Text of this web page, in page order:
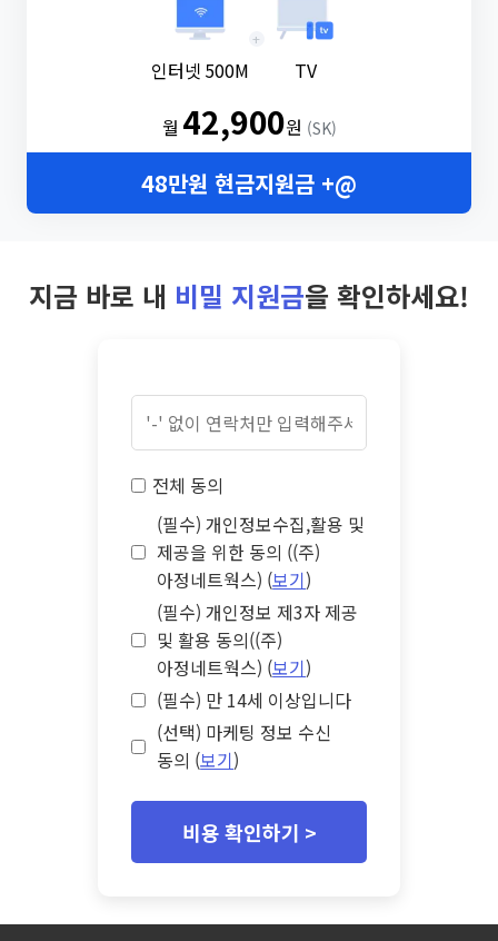
인터넷 500M
+
TV
월 42,900원 (SK)
48만원 현금지원금 +@
지금 바로 내 비밀 지원금을 확인하세요!
전체 동의
(필수) 개인정보수집,활용 및
제공을 위한 동의 ((주)
아정네트웍스) (보기)
(필수) 개인정보 제3자 제공
및 활용 동의((주)
아정네트웍스) (보기)
(필수) 만 14세 이상입니다
(선택) 마케팅 정보 수신
동의 (보기)
비용 확인하기 >